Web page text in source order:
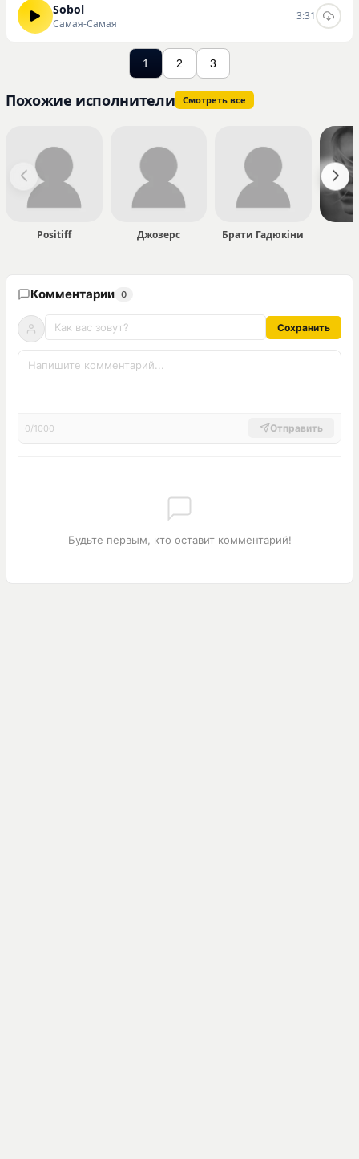
Sobol
Самая-Самая
3:31
1 2 3
Похожие исполнители Смотреть все
Positiff Джозерс Брати Гадюкіни
Комментарии 0
Сохранить
0/1000 Отправить
Будьте первым, кто оставит комментарий!